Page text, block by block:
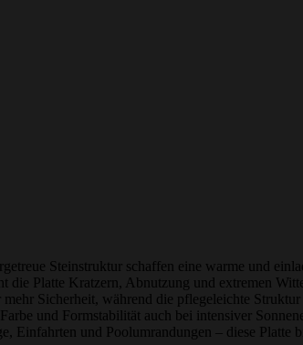
Steinstruktur schaffen eine warme und
Platte Kratzern, Abnutzung und extremen
Sicherheit, während die pflegeleichte
und Formstabilität auch bei intensiver
Einfahrten und Poolumrandungen – diese